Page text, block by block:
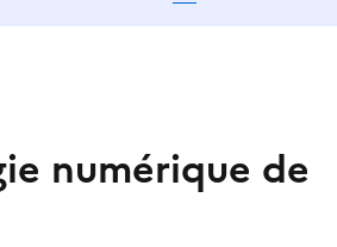
numérique de